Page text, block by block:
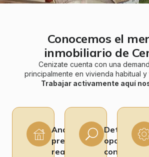
Conocemos el
inmobiliario de
Cenizate cuenta con una
principalmente en vivienda habitual y
Trabajar activamente aquí
Analizar
precios
reales
Detectar
con